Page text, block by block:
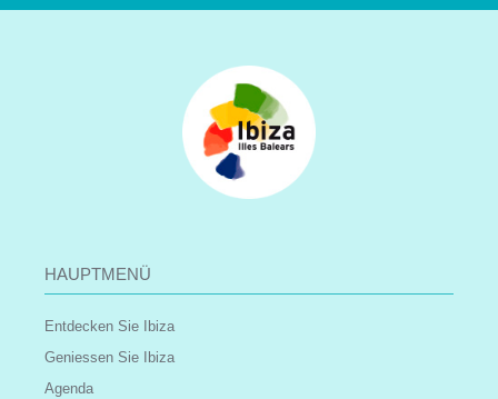
HAUPTMENÜ
Entdecken Sie Ibiza
Geniessen Sie Ibiza
Agenda